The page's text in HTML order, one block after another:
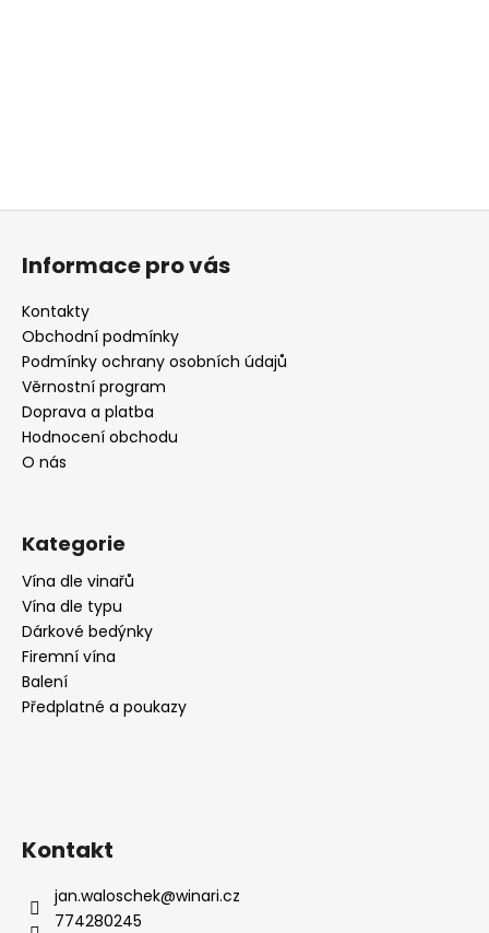
Z
Informace pro vás
Kontakty
Obchodní podmínky
Podmínky ochrany osobních údajů
Věrnostní program
Doprava a platba
Hodnocení obchodu
O nás
Kategorie
Vína dle vinařů
Vína dle typu
Dárkové bedýnky
Firemní vína
Balení
Předplatné a poukazy
Kontakt
jan.waloschek@winari.cz
774280245